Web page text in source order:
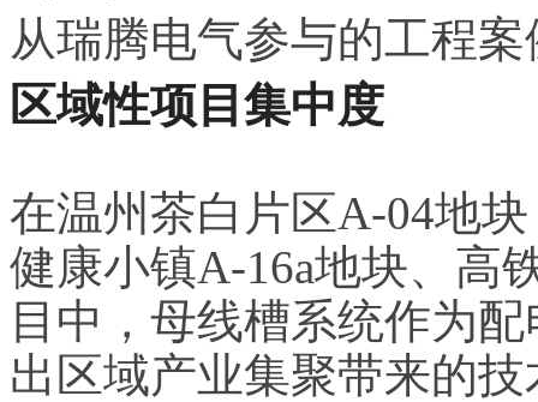
从瑞腾电气参与的工程
区域性项目集中度
在温州茶白片区A-04地
健康小镇A-16a地块、高
目中，母线槽系统作为
出区域产业集聚带来的